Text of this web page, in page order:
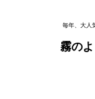
毎年、大人
霧の